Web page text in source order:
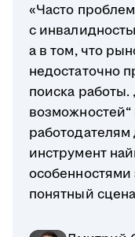
«Часто
с
а в том, что
недостаточно
поиска
инструмент
понятный